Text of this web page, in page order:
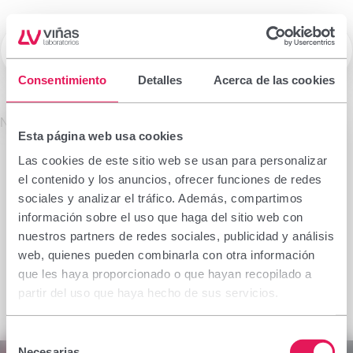
Consentimiento Detalles Acerca de las cookies
Esta página web usa cookies
Las cookies de este sitio web se usan para personalizar
el contenido y los anuncios, ofrecer funciones de redes
sociales y analizar el tráfico. Además, compartimos
información sobre el uso que haga del sitio web con
nuestros partners de redes sociales, publicidad y análisis
web, quienes pueden combinarla con otra información
que les haya proporcionado o que hayan recopilado a
partir del uso que haya hecho de sus servicios.
Laboratorios Viñas
No se encontró el producto solicitado.
Important notice
The information contained in this section is
intended only for the health professional authorised
to prescribe or dispense medicinal products for
which specialised training is required for proper
interpretation. If you do not belong to this group,
please refrain from continuing.
I declare I am a health professional with prescribing
or dispensing capacity in Spain.